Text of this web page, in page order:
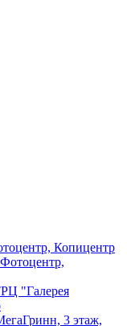
Копицентр
"Галерея
3 этаж,